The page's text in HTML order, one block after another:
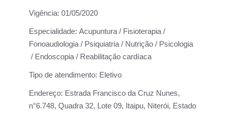
Vigência: 01/05/2020
Especialidade: Acupuntura / Fisioterapia /
Fonoaudiologia / Psiquiatria / Nutrição / Psicologia
/ Endoscopia / Reabilitação cardíaca
Tipo de atendimento: Eletivo
Endereço: Estrada Francisco da Cruz Nunes,
n°6.748, Quadra 32, Lote 09, Itaipu, Niterói, Estado